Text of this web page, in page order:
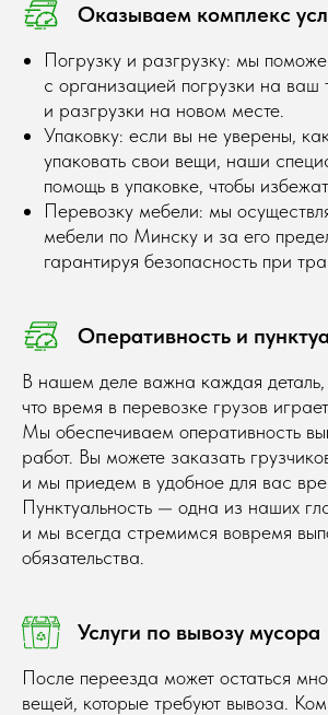
Оказываем комплекс
Погрузку и разгрузку: мы
с организацией погрузки на ваш
и разгрузки на новом месте.
Упаковку: если вы не уверены,
упаковать свои вещи, наши
помощь в упаковке, чтобы
Перевозку мебели: мы
мебели по Минску и за его
гарантируя безопасность при
Оперативность и
В нашем деле важна каждая
что время в перевозке грузов
Мы обеспечиваем оперативность
работ. Вы можете заказать
и мы приедем в удобное для вас
Пунктуальность — одна из наших
и мы всегда стремимся вовремя
обязательства.
Услуги по вывозу мусора
После переезда может остаться
вещей, которые требуют вывоза.
Заказать обратный звонок